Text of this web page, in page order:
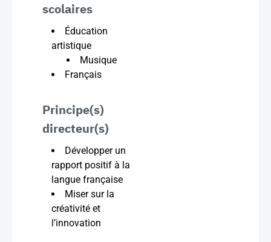
scolaires
Éducation
artistique
Musique
Français
Principe(s)
directeur(s)
Développer un
rapport positif à la
langue française
Miser sur la
créativité et
l’innovation